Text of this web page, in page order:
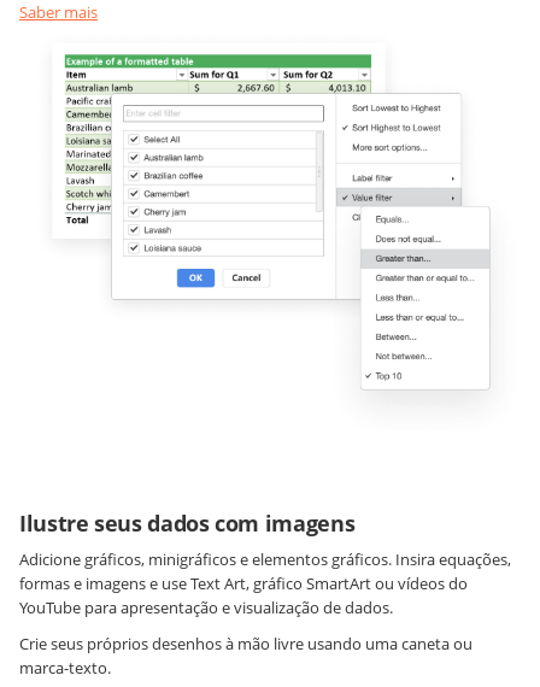
Saber mais
Ilustre seus dados com imagens
Adicione gráficos, minigráficos e elementos gráficos. Insira equações,
formas e imagens e use Text Art, gráfico SmartArt ou vídeos do
YouTube para apresentação e visualização de dados.
Crie seus próprios desenhos à mão livre usando uma caneta ou
marca-texto.